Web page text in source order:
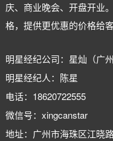
庆、商业晚会、开盘开业
格，提供更优惠的价格给
明星经纪公司：星灿（广
明星经纪人：陈星
电话：18620722555
微信号：xingcanstar
地址：广州市海珠区江晓